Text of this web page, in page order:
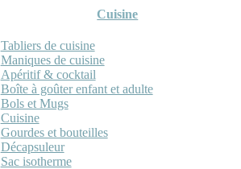
Cuisine
Tabliers de cuisine
Maniques de cuisine
Apéritif & cocktail
Boîte à goûter enfant et adulte
Bols et Mugs
Cuisine
Gourdes et bouteilles
Décapsuleur
Sac isotherme